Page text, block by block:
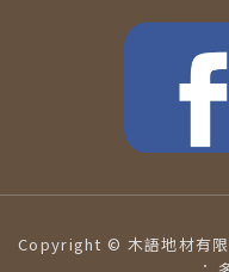
Copyright © 木語地材有